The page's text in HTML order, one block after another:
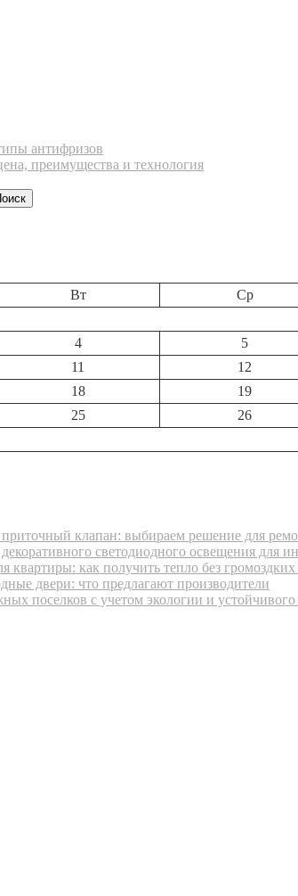
антифризов
преимущества и технология
Вт Ср
4 5
11 12
18 19
25 26
клапан: выбираем решение для
светодиодного освещения для
квартиры: как получить тепло без громоздких
двери: что предлагают производители
поселков с учетом экологии и устойчивого